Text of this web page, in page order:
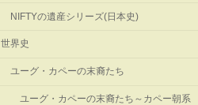
NIFTYの遺産シリーズ(日本史)
世界史
ユーグ・カペーの末裔たち
ユーグ・カペーの末裔たち～カペー朝系